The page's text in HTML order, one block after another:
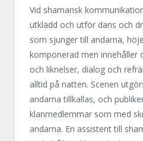
Vid shamansk
utklädd och utför dans och
som sjunger till andarna,
komponerad men innehåller
och liknelser, dialog och
alltid på natten. Scenen
andarna tillkallas, och
klanmedlemmar som med
andarna. En assistent till